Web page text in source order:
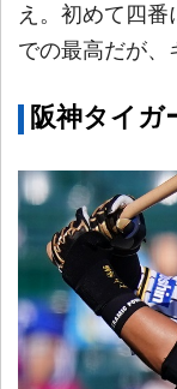
え。初めて四番
での最高だが、
阪神タイガ